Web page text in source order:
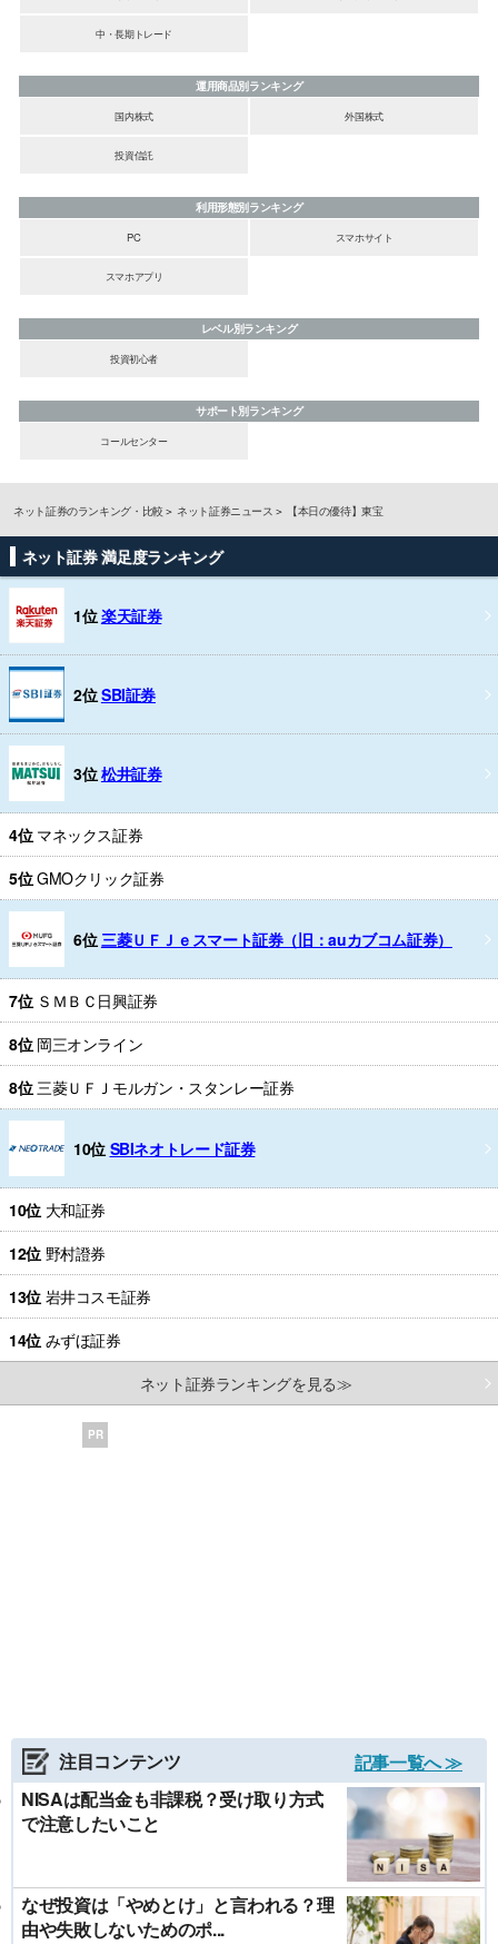
中・長期トレード
運用商品別ランキング
国内株式
外国株式
投資信託
利用形態別ランキング
PC
スマホサイト
スマホアプリ
レベル別ランキング
投資初心者
サポート別ランキング
コールセンター
ネット証券のランキング・比較 ネット証券ニュース 【本日の優待】東宝
ネット証券 満足度ランキング
1位楽天証券
2位SBI証券
3位松井証券
4位 マネックス証券
5位GMOクリック証券
6位 三菱ＵＦＪｅスマート証券（旧：auカブコム証券）
7位 ＳＭＢＣ日興証券
8位 岡三オンライン
8位 三菱ＵＦＪモルガン・スタンレー証券
10位 SBIネオトレード証券
10位 大和証券
12位 野村證券
13位 岩井コスモ証券
14位 みずほ証券
ネット証券ランキングを見る≫
PR
注目コンテンツ
記事一覧へ ≫
NISAは配当金も非課税？受け取り方式
で注意したいこと
なぜ投資は「やめとけ」と言われる？理
由や失敗しないためのポ...